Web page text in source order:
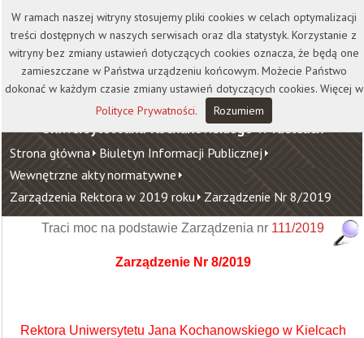
Kontakt Biblioteka
Wydawnictwo
Wirtualna Uczelnia
Uniwersytet Jana Kochanowskiego w Kielcach
Strona główna Biuletyn Informacji Publicznej
Wewnętrzne akty normatywne
Zarządzenia Rektora w 2019 roku Zarządzenie Nr 8/2019
Traci moc na podstawie Zarządzenia nr 111/2019
Zarządzenie Nr 8/2019
Rektora Uniwersytetu Jana Kochanowskiego w Kielcach
W ramach naszej witryny stosujemy pliki cookies w celach optymalizacji
treści dostępnych w naszych serwisach oraz dla statystyk. Korzystanie z
witryny bez zmiany ustawień dotyczących cookies oznacza, że będą one
zamieszczane w Państwa urządzeniu końcowym. Możecie Państwo
dokonać w każdym czasie zmiany ustawień dotyczących cookies. Więcej w
Polityce Prywatności. Rozumiem